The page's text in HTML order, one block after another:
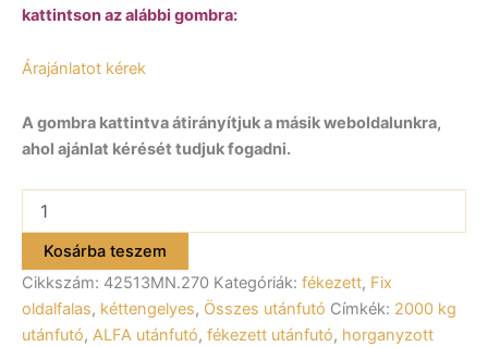
kattintson az alábbi gombra:
Árajánlatot kérek
A gombra kattintva átirányítjuk a másik weboldalunkra,
ahol ajánlat kérését tudjuk fogadni.
42513MN.270
kéttengelyes
fékezett
utánfutó
244x125cm
Kosárba teszem
Cikkszám: 42513MN.270 Kategóriák: fékezett, Fix
oldalfalas, kéttengelyes, Összes utánfutó Címkék: 2000 kg
utánfutó, ALFA utánfutó, fékezett utánfutó, horganyzott